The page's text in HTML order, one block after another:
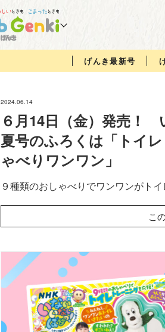
げんき最新号
2024.06.14
６月14日（金）発売！
夏号のふろくは「トイ
ゃべりワンワン」
９種類のおしゃべりでワンワンがト
こ